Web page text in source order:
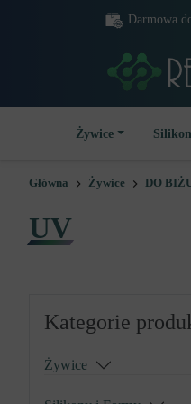
Darmowa
Żywice
Główna Żywice DO
UV
Kategorie
Żywice